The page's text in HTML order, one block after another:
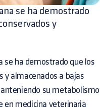
se ha demostrado
y
se ha demostrado que los
y almacenados a bajas
su metabolismo
en medicina veterinaria